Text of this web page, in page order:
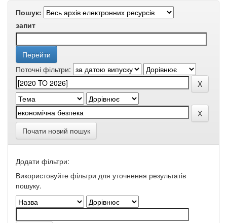
Пошук:
запит
Поточні фільтри:
Почати новий пошук
Додати фільтри:
Використовуйте фільтри для уточнення результатів
пошуку.